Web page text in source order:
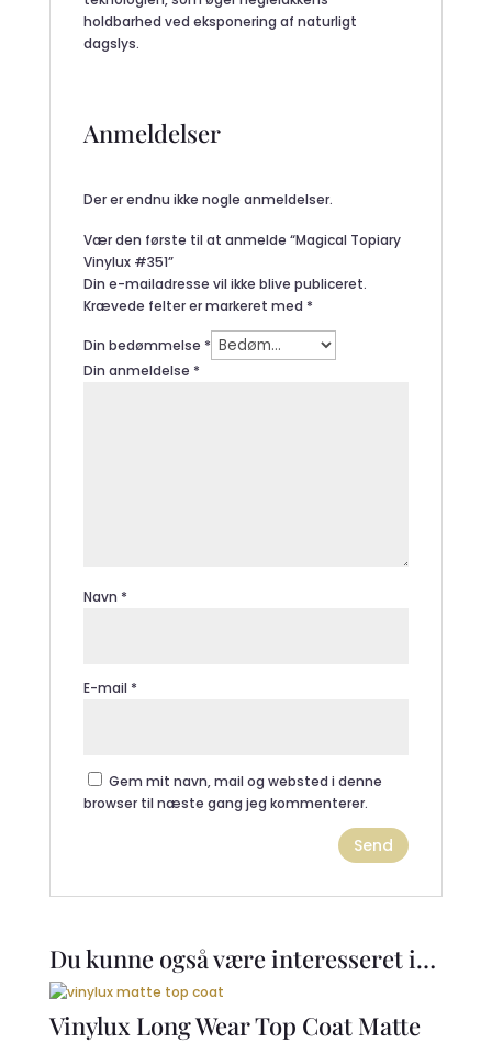
holdbarhed ved eksponering af naturligt
dagslys.
Anmeldelser
Der er endnu ikke nogle anmeldelser.
Vær den første til at anmelde “Magical Topiary
Vinylux #351”
Din e-mailadresse vil ikke blive publiceret.
Krævede felter er markeret med *
Din bedømmelse *
Din anmeldelse *
Navn *
E-mail *
Gem mit navn, mail og websted i denne
browser til næste gang jeg kommenterer.
Du kunne også være interesseret i…
Vinylux Long Wear Top Coat Matte